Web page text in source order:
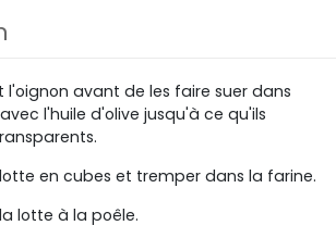
l'oignon avant de les faire suer dans
l'huile d'olive jusqu'à ce qu'ils
en cubes et tremper dans la farine.
lotte à la poêle.